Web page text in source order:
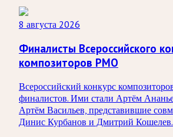
8 августа 2026
Финалисты Всероссийского
композиторов РМО
Всероссийский конкурс
финалистов. Ими стали Артём
Артём Васильев, представившие
Динис Курбанов и Дмитрий Кошелев.